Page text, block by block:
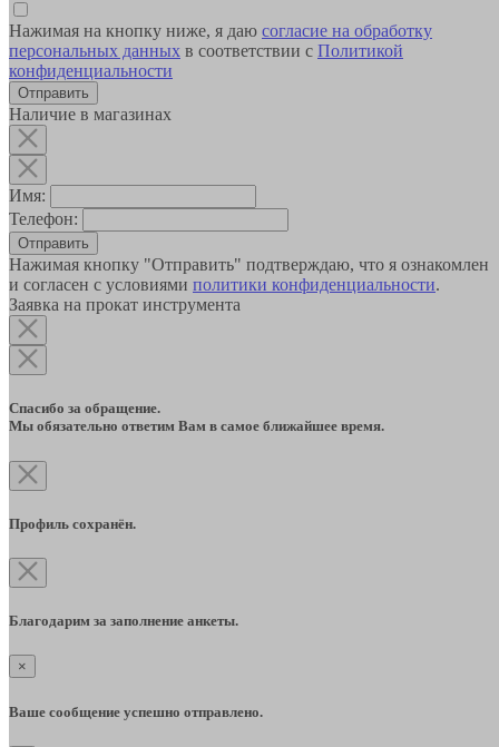
Нажимая на кнопку ниже, я даю согласие на обработку
персональных данных в соответствии с Политикой
конфиденциальности
Наличие в магазинах
Имя:
Телефон:
Отправить
Нажимая кнопку "Отправить" подтверждаю, что я ознакомлен
и согласен с условиями политики конфиденциальности.
Заявка на прокат инструмента
Спасибо за обращение.
Мы обязательно ответим Вам в самое ближайшее время.
Профиль сохранён.
Благодарим за заполнение анкеты.
×
Ваше сообщение успешно отправлено.